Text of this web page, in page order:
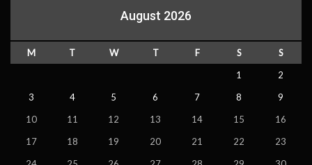
August 2026
M T W T F S
S
1
2
3
4 5 6 7 8
9
10
11 12 13 14 15
16
17
18 19 20 21 22
23